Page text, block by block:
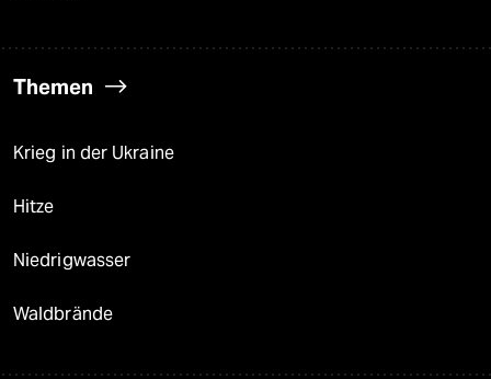
Themen
Krieg in der Ukraine
Hitze
Niedrigwasser
Waldbrände